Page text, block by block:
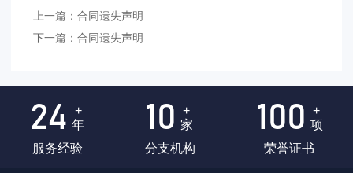
上一篇： 合同遗失声明
下一篇： 合同遗失声明
24
+
年
服务经验
10
+
家
分支机构
100
+
项
荣誉证书